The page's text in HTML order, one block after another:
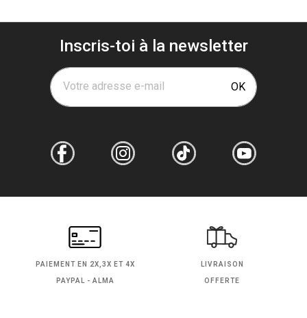
Inscris-toi à la newsletter
Votre adresse e-mail OK
PAIEMENT EN 2X,3X ET 4X
PAYPAL - ALMA
LIVRAISON
OFFERTE